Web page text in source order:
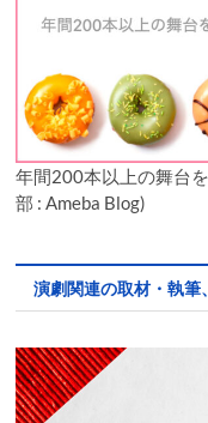
年間200本以上の舞台
部 : Ameba Blog)
演劇関連の取材・執筆